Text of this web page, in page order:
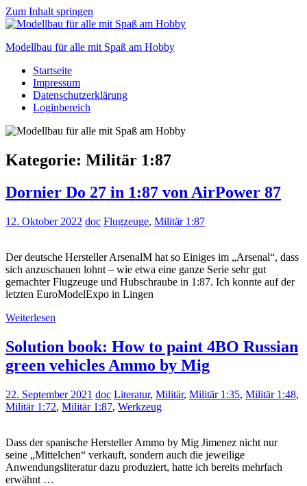
Zum Inhalt springen
Modellbau für alle mit Spaß am Hobby
Scale
modelling
to
Startseite
Impressum
Datenschutzerklärung
Loginbereich
Kategorie: Militär 1:87
Dornier Do 27 in 1:87 von AirPower 87
12. Oktober 2022 doc Flugzeuge, Militär 1:87
Der deutsche Hersteller ArsenalM hat so Einiges im „Arsenal“, dass
sich anzuschauen lohnt – wie etwa eine ganze Serie sehr gut
gemachter Flugzeuge und Hubschraube in 1:87. Ich konnte auf der
letzten EuroModelExpo in Lingen
Weiterlesen
Solution book: How to paint 4BO Russian
green vehicles Ammo by Mig
22. September 2021 doc Literatur, Militär, Militär 1:35, Militär 1:48,
Militär 1:72, Militär 1:87, Werkzeug
Dass der spanische Hersteller Ammo by Mig Jimenez nicht nur
seine „Mittelchen“ verkauft, sondern auch die jeweilige
Anwendungsliteratur dazu produziert, hatte ich bereits mehrfach
erwähnt …